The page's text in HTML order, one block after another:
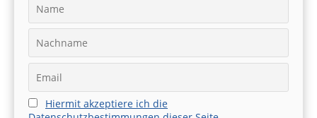
Hiermit akzeptiere ich die